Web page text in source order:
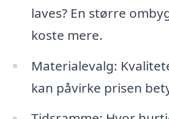
laves? En større
koste mere.
Materialevalg:
kan påvirke prisen